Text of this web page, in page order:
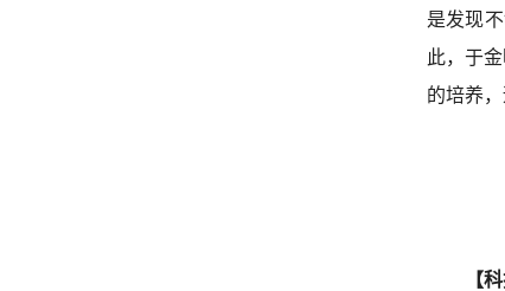
是发现
此，于
的培养
【